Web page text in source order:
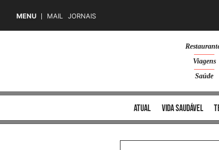
MENU MAIL JORNAIS
Viagens
Saúde
atual vida saudável